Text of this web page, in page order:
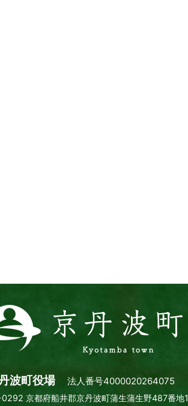
波町役場 法人番号4000020264075
京都府船井郡京丹波町蒲生蒲生野487番地1